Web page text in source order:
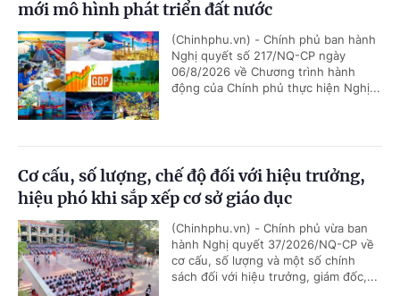
mới mô hình phát triển đất nước
(Chinhphu.vn) - Chính phủ ban hành
Nghị quyết số 217/NQ-CP ngày
06/8/2026 về Chương trình hành
động của Chính phủ thực hiện Nghị...
Cơ cấu, số lượng, chế độ đối với hiệu trưởng,
hiệu phó khi sắp xếp cơ sở giáo dục
(Chinhphu.vn) - Chính phủ vừa ban
hành Nghị quyết 37/2026/NQ-CP về
cơ cấu, số lượng và một số chính
sách đối với hiệu trưởng, giám đốc,...